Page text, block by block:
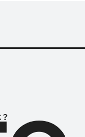
い合わせ